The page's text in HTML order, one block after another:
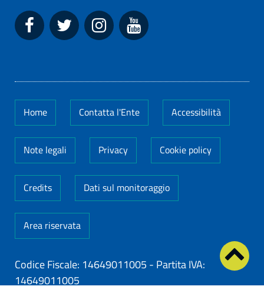
Home Contatta l'Ente Accessibilità
Note legali Privacy Cookie policy
Credits Dati sul monitoraggio
Area riservata
Codice Fiscale: 14649011005 - Partita IVA:
14649011005